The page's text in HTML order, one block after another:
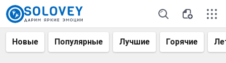
Новые Популярные Лучшие Горячие